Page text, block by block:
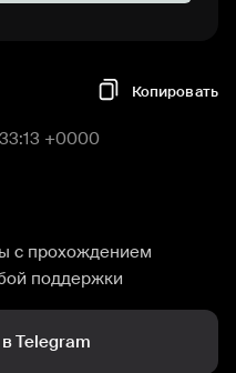
Копировать
+0000
с прохождением
поддержки
Telegram